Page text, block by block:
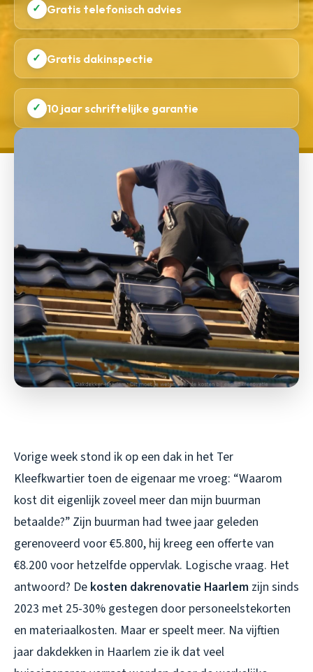
✓ Gratis telefonisch advies
✓ Gratis dakinspectie
✓ 10 jaar schriftelijke garantie
Vorige week stond ik op een dak in het Ter
Kleefkwartier toen de eigenaar me vroeg: “Waarom
kost dit eigenlijk zoveel meer dan mijn buurman
betaalde?” Zijn buurman had twee jaar geleden
gerenoveerd voor €5.800, hij kreeg een offerte van
€8.200 voor hetzelfde oppervlak. Logische vraag. Het
antwoord? De kosten dakrenovatie Haarlem zijn sinds
2023 met 25-30% gestegen door personeelstekorten
en materiaalkosten. Maar er speelt meer. Na vijftien
jaar dakdekken in Haarlem zie ik dat veel